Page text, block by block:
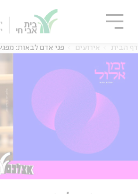
דף הבית אירועים פני אדם לבאות:
סגור